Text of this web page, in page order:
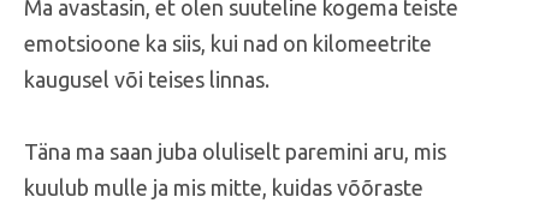
Ma avastasin, et olen suuteline kogema teiste
emotsioone ka siis, kui nad on kilomeetrite
kaugusel või teises linnas.
Täna ma saan juba oluliselt paremini aru, mis
kuulub mulle ja mis mitte, kuidas võõraste